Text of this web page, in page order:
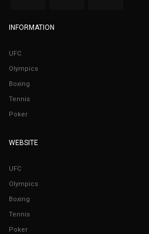
INFORMATION
UFC
Olympics
Boxing
Tennis
Poker
WEBSITE
UFC
Olympics
Boxing
Tennis
Poker